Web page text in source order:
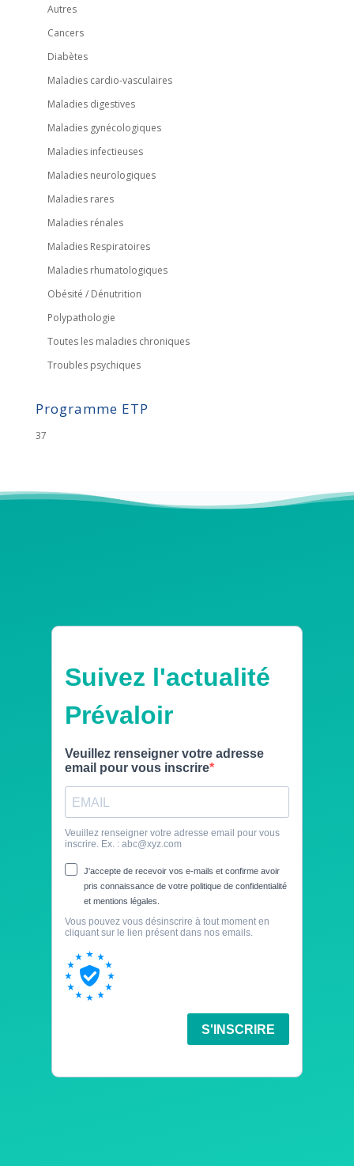
Autres
Cancers
Diabètes
Maladies cardio-vasculaires
Maladies digestives
Maladies gynécologiques
Maladies infectieuses
Maladies neurologiques
Maladies rares
Maladies rénales
Maladies Respiratoires
Maladies rhumatologiques
Obésité / Dénutrition
Polypathologie
Toutes les maladies chroniques
Troubles psychiques
Programme ETP
37